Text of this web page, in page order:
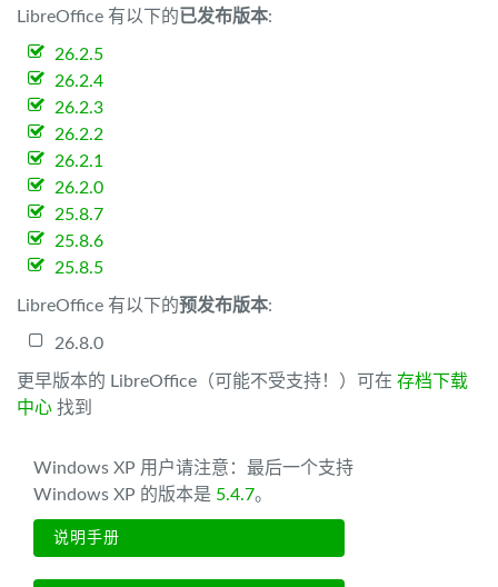
LibreOffice 有以下的已发布版本:
26.2.5
26.2.4
26.2.3
26.2.2
26.2.1
26.2.0
25.8.7
25.8.6
25.8.5
LibreOffice 有以下的预发布版本:
26.8.0
更早版本的 LibreOffice（可能不受支持！）可在 存档下载
中心 找到
Windows XP 用户请注意：最后一个支持
Windows XP 的版本是 5.4.7。
说明手册